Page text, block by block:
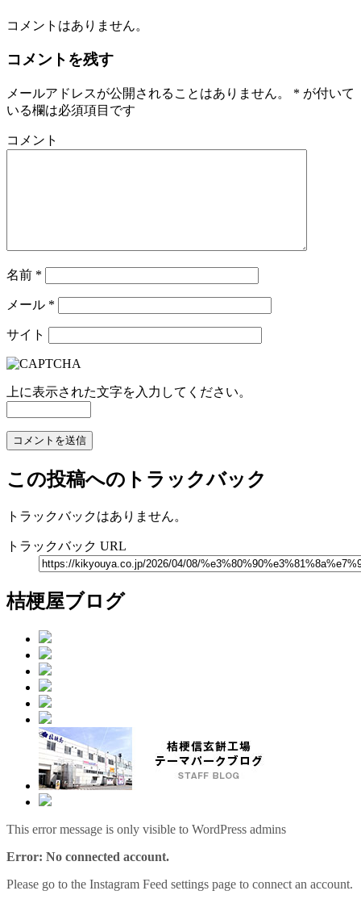
コメントはありません。
コメントを残す
メールアドレスが公開されることはありません。 * が付いて
いる欄は必須項目です
コメント
名前 *
メール *
サイト
上に表示された文字を入力してください。
この投稿へのトラックバック
トラックバックはありません。
トラックバック URL
桔梗屋ブログ
This error message is only visible to WordPress admins
Error: No connected account.
Please go to the Instagram Feed settings page to connect an account.